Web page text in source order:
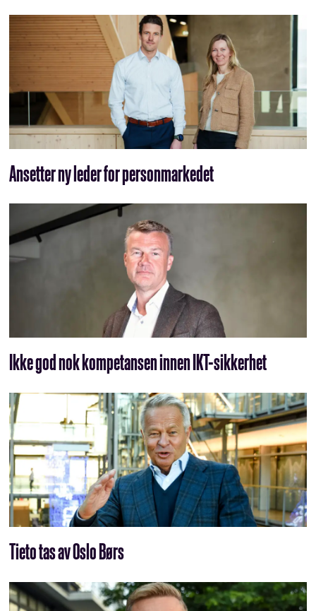
Ansetter ny leder for personmarkedet
Ikke god nok kompetansen innen IKT-sikkerhet
Tieto tas av Oslo Børs